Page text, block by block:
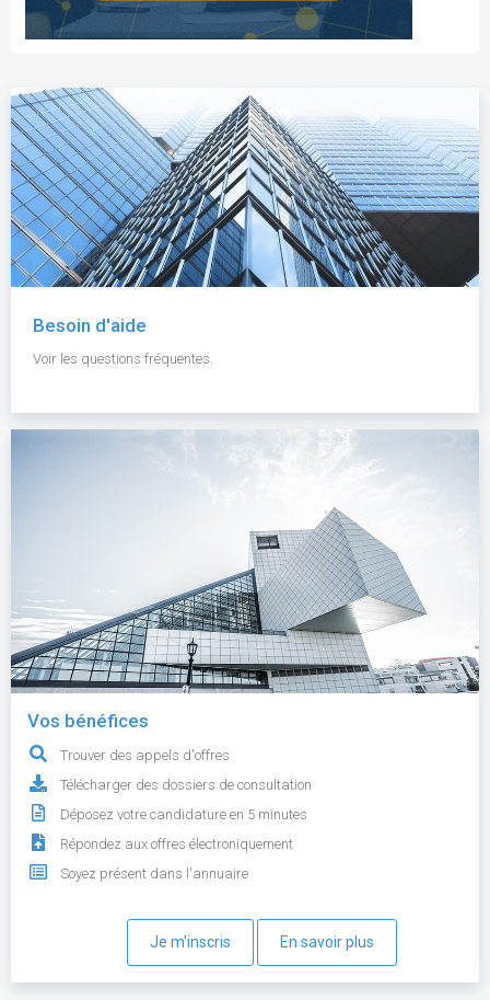
Besoin d'aide
Voir les questions fréquentes.
Vos bénéfices
Trouver des appels d'offres
Télécharger des dossiers de consultation
Déposez votre candidature en 5 minutes
Répondez aux offres électroniquement
Soyez présent dans l'annuaire
Je m'inscris En savoir plus